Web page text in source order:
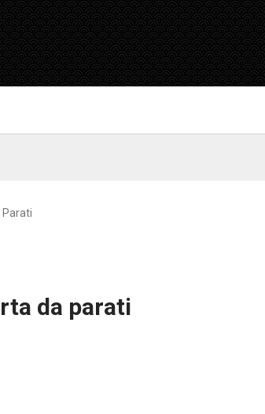
Parati
da parati